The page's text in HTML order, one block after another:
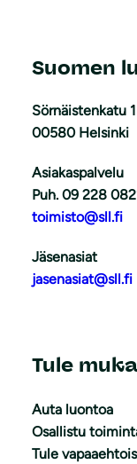
Suomen
Sörnäistenkatu 1
00580 Helsinki
Asiakaspalvelu
Puh. 09 228
toimisto@sll.fi
Jäsenasiat
jasenasiat@sll.fi
Tule
Auta luontoa
Osallistu
Tule